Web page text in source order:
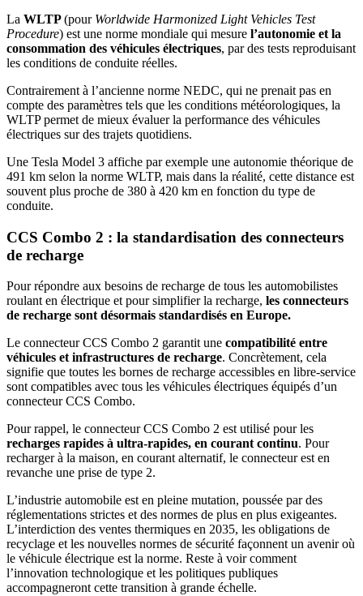
La WLTP(pour Worldwide Harmonized Light Vehicles Test
Procedure) est une norme mondiale qui mesure l’autonomie et la
consommation des véhicules électriques, par des tests reproduisant
les conditions de conduite réelles.
Contrairement à l’ancienne norme NEDC, qui ne prenait pas en
compte des paramètres tels que les conditions météorologiques, la
WLTP permet de mieux évaluer la performance des véhicules
électriques sur des trajets quotidiens.
Une Tesla Model 3 affiche par exemple une autonomie théorique de
491 km selon la norme WLTP, mais dans la réalité, cette distance est
souvent plus proche de 380 à 420 km en fonction du type de
conduite.
CCS Combo 2 : la standardisation des connecteurs
de recharge
Pour répondre aux besoins de recharge de tous les automobilistes
roulant en électrique et pour simplifier la recharge, les connecteurs
de recharge sont désormais standardisés en Europe.
Le connecteur CCS Combo 2 garantit une compatibilité entre
véhicules et infrastructures de recharge. Concrètement, cela
signifie que toutes les bornes de recharge accessibles en libre-service
sont compatibles avec tous les véhicules électriques équipés d’un
connecteur CCS Combo.
Pour rappel, le connecteur CCS Combo 2 est utilisé pour les
recharges rapides à ultra-rapides, en courant continu. Pour
recharger à la maison, en courant alternatif, le connecteur est en
revanche une prise de type 2.
L’industrie automobile est en pleine mutation, poussée par des
réglementations strictes et des normes de plus en plus exigeantes.
L’interdiction des ventes thermiques en 2035, les obligations de
recyclage et les nouvelles normes de sécurité façonnent un avenir où
le véhicule électrique est la norme. Reste à voir comment
l’innovation technologique et les politiques publiques
accompagneront cette transition à grande échelle.